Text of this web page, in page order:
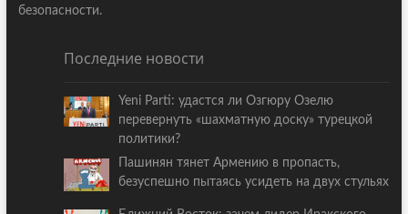
безопасности.
Последние новости
Yeni Parti: удастся ли Озгюру Озелю
перевернуть «шахматную доску» турецкой
политики?
Пашинян тянет Армению в пропасть,
безуспешно пытаясь усидеть на двух стульях